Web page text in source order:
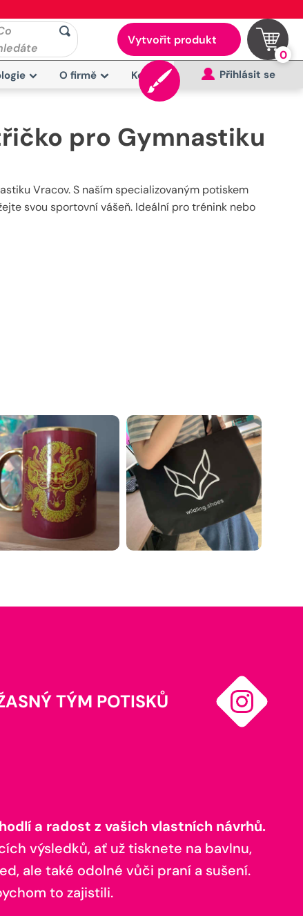
Vytvořit produkt
0
O firmě Kontakt Přihlásit se
pro Gymnastiku
Vracov. S naším specializovaným potiskem
svou sportovní vášeň. Ideální pro trénink nebo
TÝM POTISKŮ
a radost z vašich vlastních návrhů.
výsledků, ať už tisknete na bavlnu,
ale také odolné vůči praní a sušení.
to zajistili.